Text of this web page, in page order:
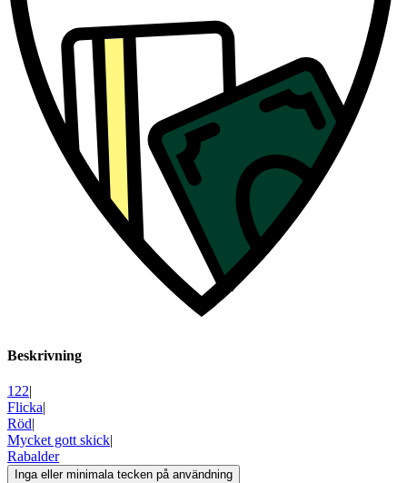
Beskrivning
122|
Flicka|
Röd|
Mycket gott skick|
Rabalder
Inga eller minimala tecken på användning